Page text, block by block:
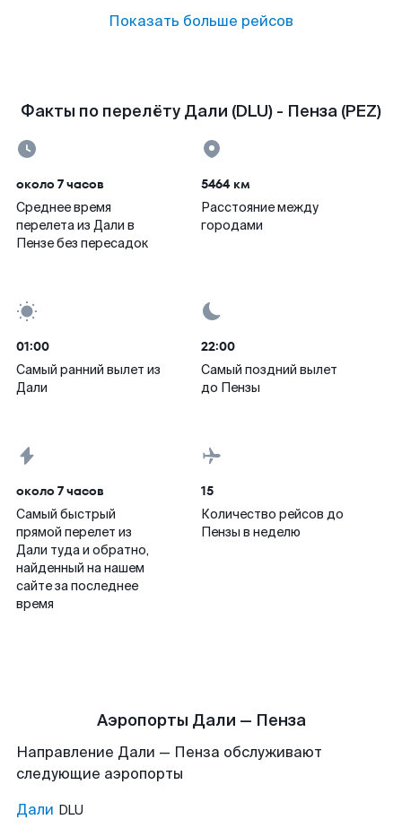
Показать больше рейсов
Факты по перелёту Дали (DLU) - Пенза (PEZ)
около 7 часов
Среднее время
перелета из Дали в
Пензе без пересадок
5464 км
Расстояние между
городами
01:00
Самый ранний вылет из
Дали
22:00
Самый поздний вылет
до Пензы
около 7 часов
Самый быстрый
прямой перелет из
Дали туда и обратно,
найденный на нашем
сайте за последнее
время
15
Количество рейсов до
Пензы в неделю
Аэропорты Дали — Пенза
Направление Дали — Пенза обслуживают
следующие аэропорты
Дали DLU